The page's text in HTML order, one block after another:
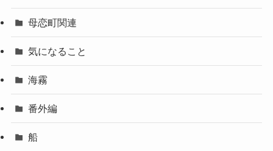
母恋町関連
気になること
海霧
番外編
船